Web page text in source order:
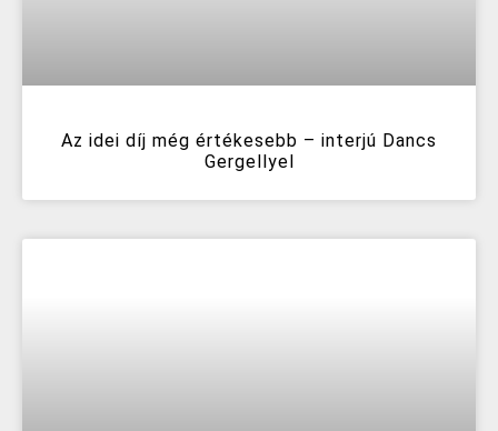
Az idei díj még értékesebb – interjú Dancs
Gergellyel